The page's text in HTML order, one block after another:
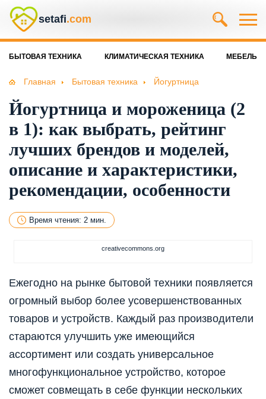
setafi.com
БЫТОВАЯ ТЕХНИКА КЛИМАТИЧЕСКАЯ ТЕХНИКА МЕБЕЛЬ
Главная Бытовая техника Йогуртница
Йогуртница и мороженица (2
в 1): как выбрать, рейтинг
лучших брендов и моделей,
описание и характеристики,
рекомендации, особенности
Время чтения: 2 мин.
creativecommons.org
Ежегодно на рынке бытовой техники появляется
огромный выбор более усовершенствованных
товаров и устройств. Каждый раз производители
стараются улучшить уже имеющийся
ассортимент или создать универсальное
многофункциональное устройство, которое
сможет совмещать в себе функции нескольких